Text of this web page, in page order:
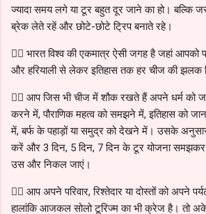
ज्यादा समय लगे या टूर बहुत दूर जाने का हो। बल्कि
ब्रेक लेते रहें और छोटे-छोटे ट्रिप बनाते रहे।
👉🏻 भारत विश्व की एकमात्र ऐसी जगह है जहां
और हरियाली से लेकर इतिहास तक हर चीज की झलक
👉🏻 आप जिस भी चीज में शौक रखते हैं अपने धर्म को
करने में, पौराणिक महत्व को समझने में, इतिहास को
में, बर्फ के पहाड़ों या समुद्र को देखने में। उसके
करें और 3 दिन, 5 दिन, 7 दिन के टूर योजना
उस और निकल जाएं।
👉🏻 आप अपने परिवार, रिश्तेदार या दोस्तों को अपने
हालांकि आजकल सोलो टूरिज्म का भी क्रेज है। तो